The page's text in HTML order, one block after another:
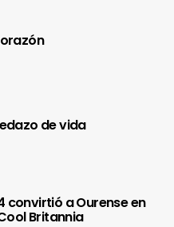
de vida
convirtió a Ourense en
Britannia